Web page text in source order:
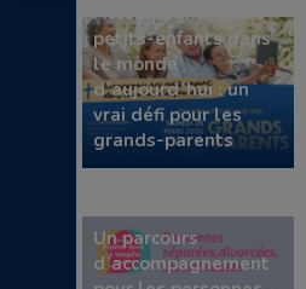
Accompagner leurs
petits-enfants dans
le monde
d’aujourd’hui : un
vrai défi pour les
grands-parents
Un parcours
d’accompagnement